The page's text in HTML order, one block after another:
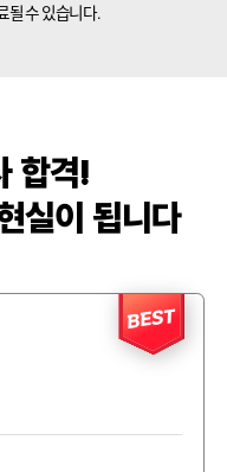
될 수 있습니다.
합격!
실이 됩니다
BEST